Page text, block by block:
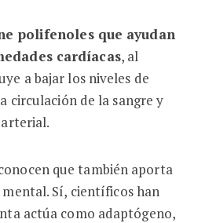
polifenoles que ayudan
cardíacas, al
a bajar los niveles de
circulación de la sangre y
que también aporta
Sí, científicos han
actúa como adaptógeno,